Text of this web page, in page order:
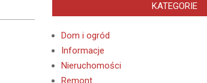
KATEGORIE
Dom i ogród
Informacje
Nieruchomości
Remont